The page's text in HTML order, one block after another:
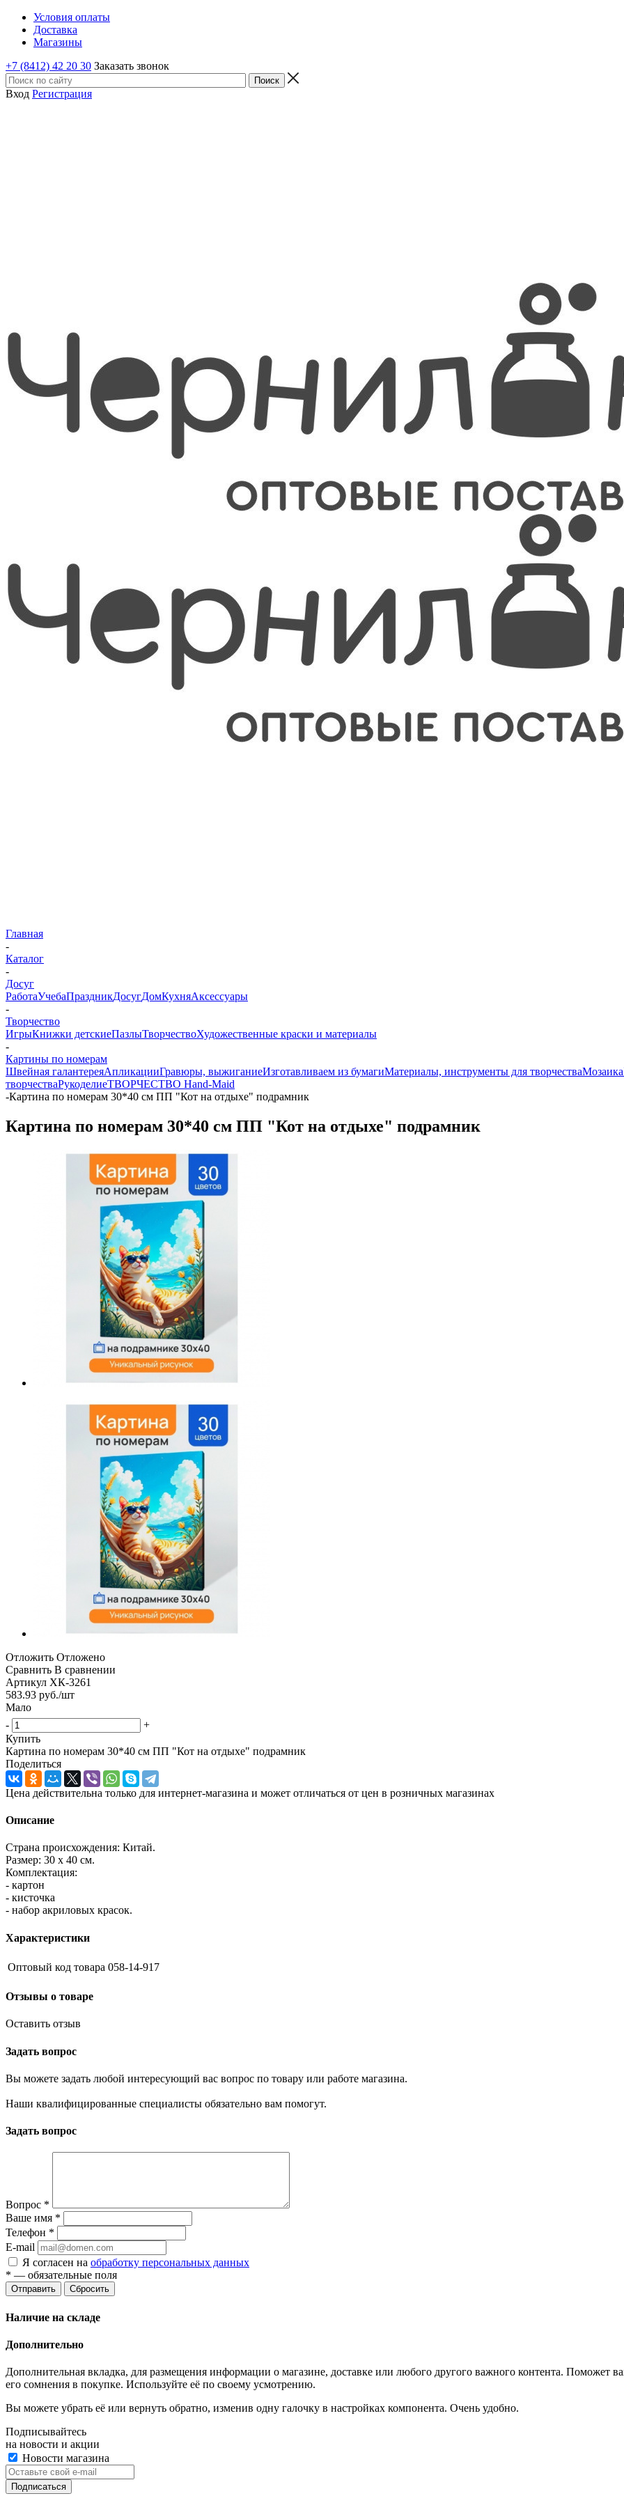
Условия оплаты
Доставка
Магазины
+7 (8412) 42 20 30 Заказать звонок
Вход Регистрация
Главная
-
Каталог
-
Досуг
РаботаУчебаПраздникДосугДомКухняАксессуары
-
Творчество
ИгрыКнижки детскиеПазлыТворчествоХудожественные краски и материалы
-
Картины по номерам
Швейная галантереяАпликацииГравюры, выжиганиеИзготавливаем из бумагиМатериалы, инструменты для творчестваМозаика
творчестваРукоделиеТВОРЧЕСТВО Hand-Maid
-Картина по номерам 30*40 см ПП "Кот на отдыхе" подрамник
Картина по номерам 30*40 см ПП "Кот на отдыхе" подрамник
Отложить Отложено
Сравнить В сравнении
Артикул ХК-3261
583.93 руб./шт
Мало
-
+
Купить
Картина по номерам 30*40 см ПП "Кот на отдыхе" подрамник
Поделиться
Цена действительна только для интернет-магазина и может отличаться от цен в розничных магазинах
Описание
Страна происхождения: Китай.
Размер: 30 х 40 см.
Комплектация:
- картон
- кисточка
- набор акриловых красок.
Характеристики
Оптовый код товара 058-14-917
Отзывы о товаре
Оставить отзыв
Задать вопрос
Вы можете задать любой интересующий вас вопрос по товару или работе магазина.
Наши квалифицированные специалисты обязательно вам помогут.
Задать вопрос
Вопрос *
Ваше имя *
Телефон *
E-mail
Я согласен на обработку персональных данных
* — обязательные поля
Отправить Сбросить
Наличие на складе
Дополнительно
Дополнительная вкладка, для размещения информации о магазине, доставке или любого другого важного контента. Поможет
его сомнения в покупке. Используйте её по своему усмотрению.
Вы можете убрать её или вернуть обратно, изменив одну галочку в настройках компонента. Очень удобно.
Подписывайтесь
на новости и акции
Новости магазина